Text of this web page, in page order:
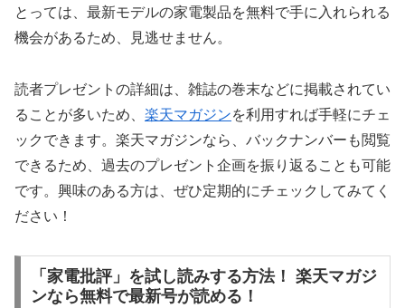
とっては、最新モデルの家電製品を無料で手に入れられる
機会があるため、見逃せません。
読者プレゼントの詳細は、雑誌の巻末などに掲載されてい
ることが多いため、 楽天マガジンを利用すれば手軽にチェ
ックできます。楽天マガジンなら、バックナンバーも閲覧
できるため、過去のプレゼント企画を振り返ることも可能
です。興味のある方は、ぜひ定期的にチェックしてみてく
ださい！
「家電批評」を試し読みする方法！ 楽天マガジ
ンなら無料で最新号が読める！